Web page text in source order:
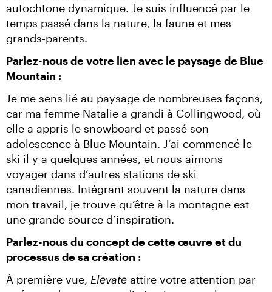
autochtone dynamique. Je suis influencé par le
temps passé dans la nature, la faune et mes
grands-parents.
Parlez-nous de votre lien avec le paysage de Blue
Mountain :
Je me sens lié au paysage de nombreuses façons,
car ma femme Natalie a grandi à Collingwood, où
elle a appris le snowboard et passé son
adolescence à Blue Mountain. J’ai commencé le
ski il y a quelques années, et nous aimons
voyager dans d’autres stations de ski
canadiennes. Intégrant souvent la nature dans
mon travail, je trouve qu’être à la montagne est
une grande source d’inspiration.
Parlez-nous du concept de cette œuvre et du
processus de sa création :
À première vue, Elevate attire votre attention par